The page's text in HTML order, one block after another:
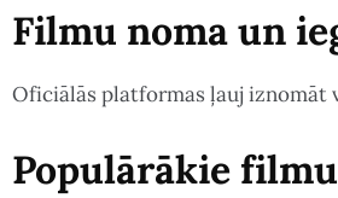
Filmu noma un
Oficiālās platformas ļauj iznomāt
Populārākie